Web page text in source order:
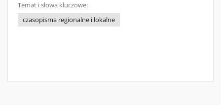
Temat i słowa kluczowe:
czasopisma regionalne i lokalne